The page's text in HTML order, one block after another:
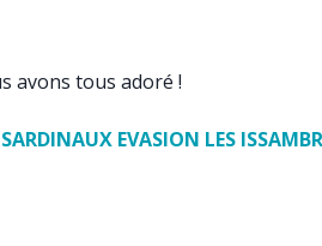
avons tous adoré !
EVASION LES